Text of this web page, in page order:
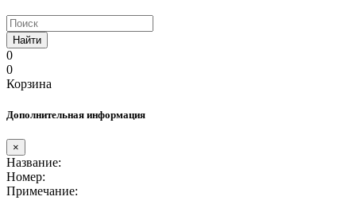
Найти
0
0
Корзина
Дополнительная информация
×
Название:
Номер:
Примечание: